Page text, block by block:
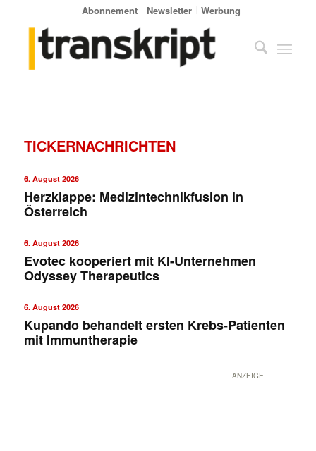
Abonnement Newsletter Werbung
TICKERNACHRICHTEN
6. August 2026
Herzklappe: Medizintechnikfusion in
Österreich
6. August 2026
Evotec kooperiert mit KI-Unternehmen
Odyssey Therapeutics
6. August 2026
Kupando behandelt ersten Krebs-Patienten
mit Immuntherapie
ANZEIGE